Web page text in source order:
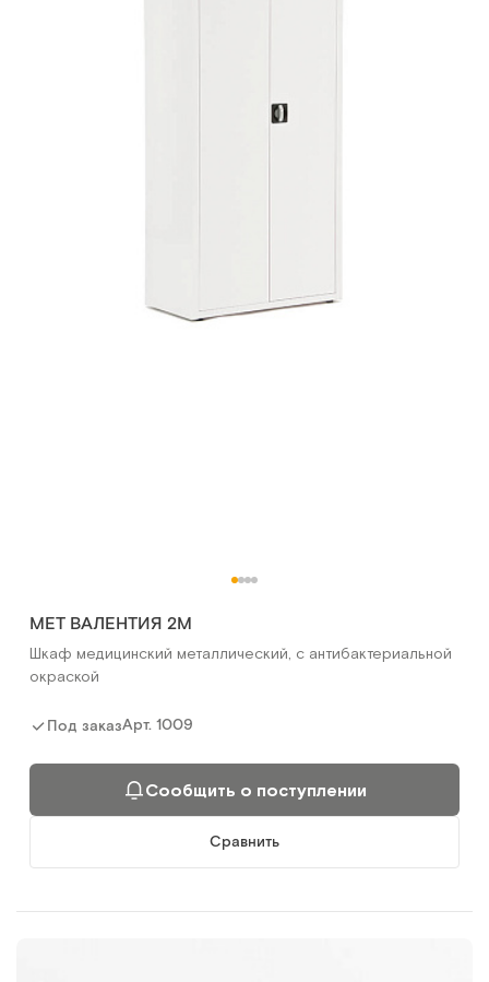
МЕТ ВАЛЕНТИЯ 2М
Шкаф медицинский металлический, с антибактериальной
окраской
Под заказАрт. 1009
Сообщить о поступлении
Сравнить